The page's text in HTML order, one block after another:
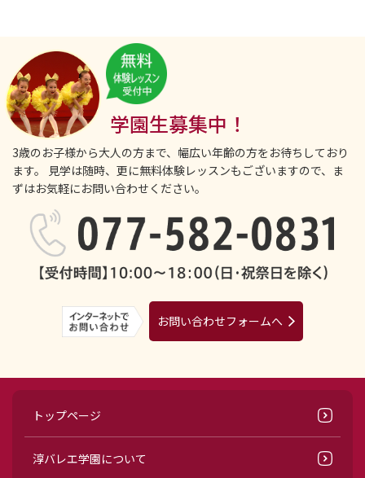
学園生募集中！
3歳のお子様から大人の方まで、幅広い年齢の方をお待ちしており
ます。
見学は随時、更に無料体験レッスンもございますので、ま
ずはお気軽にお問い合わせください。
お問い合わせフォームへ
トップページ
淳バレエ学園について